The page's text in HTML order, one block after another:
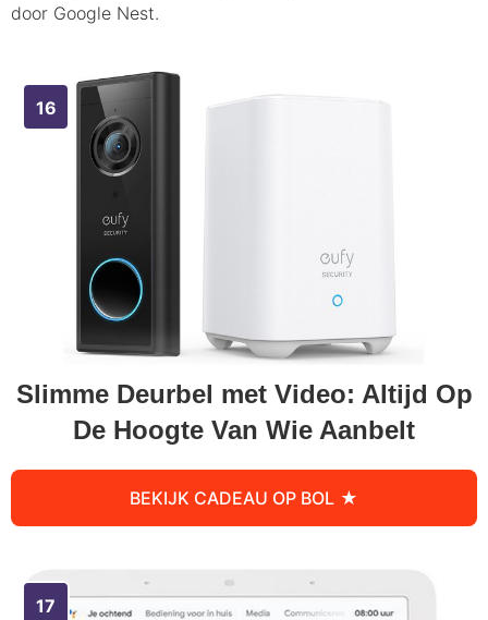
door Google Nest.
Slimme Deurbel met Video: Altijd Op
De Hoogte Van Wie Aanbelt
BEKIJK CADEAU OP BOL